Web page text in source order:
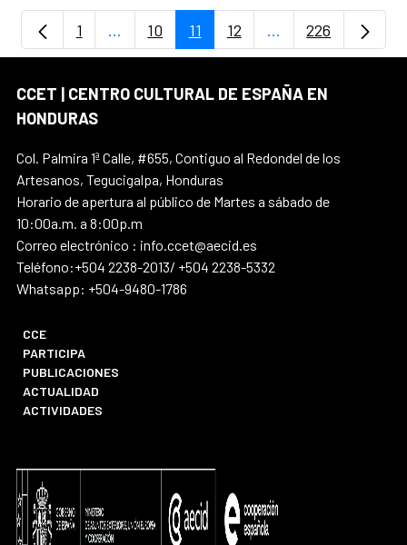
Página
1 ...Páginas intermedias Use TAB para
Página
10 Página
11 Página
12 ...PáginasPágina
226
CCET | CENTRO CULTURAL DE ESPAÑA EN
HONDURAS
Col. Palmira 1ª Calle, #655, Contiguo al Redondel de los
Artesanos, Tegucigalpa, Honduras
Horario de apertura al público de Martes a sábado de
10:00a.m. a 8:00p.m
Correo electrónico : info.ccet@aecid.es
Teléfono:+504 2238-2013/ +504 2238-5332
Whatsapp: +504-9480-1786
CCE
PARTICIPA
PUBLICACIONES
ACTUALIDAD
ACTIVIDADES